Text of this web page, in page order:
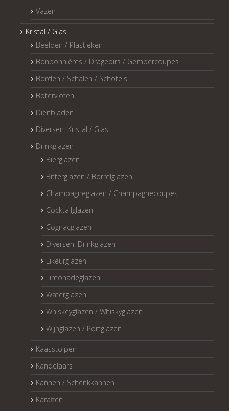
Vazen
Kristal / Glas
Beelden / Plastieken
Bonbonnières / Drageoirs / Gembercoupes
Borden / Schalen / Schotels
Botervloten
Dienbladen
Diversen: Kristal / Glas
Drinkglazen
Bierglazen
Bitterglazen / Borrelglazen
Champagneglazen / Champagnecoupes
Cocktailglazen
Cognacglazen
Diversen: Drinkglazen
Likeurglazen
Limonadeglazen
Waterglazen
Whiskeyglazen / Whiskyglazen
Wijnglazen / Portglazen
Kaasstolpen
Kandelaars
Kannen / Schenkkannen
Karaffen